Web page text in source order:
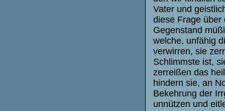
Vater und
diese Frage über
Gegenstand
welche, unfähig
verwirren, sie
Schlimmste ist,
zerreißen das
hindern sie, an
Bekehrung der
unnützen und